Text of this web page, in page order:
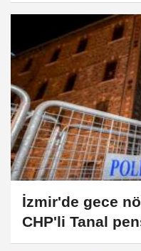
İzmir'de gece
CHP'li Tanal
kelepçeleri